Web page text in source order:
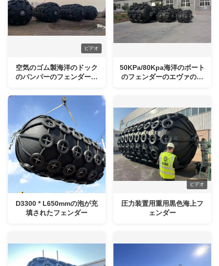
ビデオ
空気のゴム製海洋のドック
のバンパーのフェンダーの
50KPa/80Kpa海洋のボート
のフェンダーのエヴァの泡
D3300 * L650mmの泡が充
填されたフェンダー
ビデオ
圧力装置用重用黒色海上フ
ェンダー